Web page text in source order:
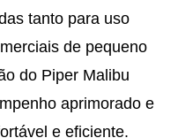
tanto para uso
de pequeno
do Piper Malibu
aprimorado e
e eficiente.